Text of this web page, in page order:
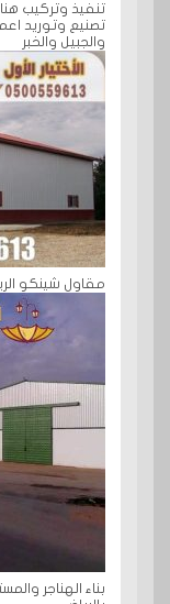
تنفيذ وتركيب
تصنيع وتوريد
والجبيل والخبر
مقاول شينكو
بناء الهناجر